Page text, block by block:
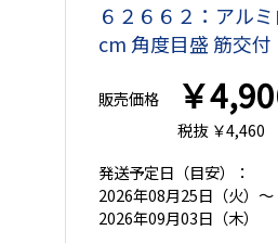
６２６６２：アル
cm 角度目盛 筋交付
販売価格 ￥
税抜 ￥4,460
発送予定日 （目安）：
2026年08月25日（火）～
2026年09月03日（木）